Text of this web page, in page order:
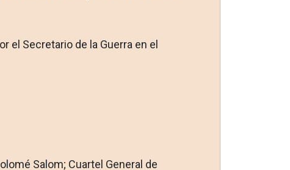
el Secretario de la Guerra en el
Salom; Cuartel Gene­ral de